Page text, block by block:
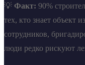
💡 Факт: 90%
тех, кто знает
сотрудников,
люди редко рискуют